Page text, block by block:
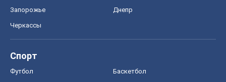
Запорожье Днепр
Черкассы
Спорт
Футбол Баскетбол